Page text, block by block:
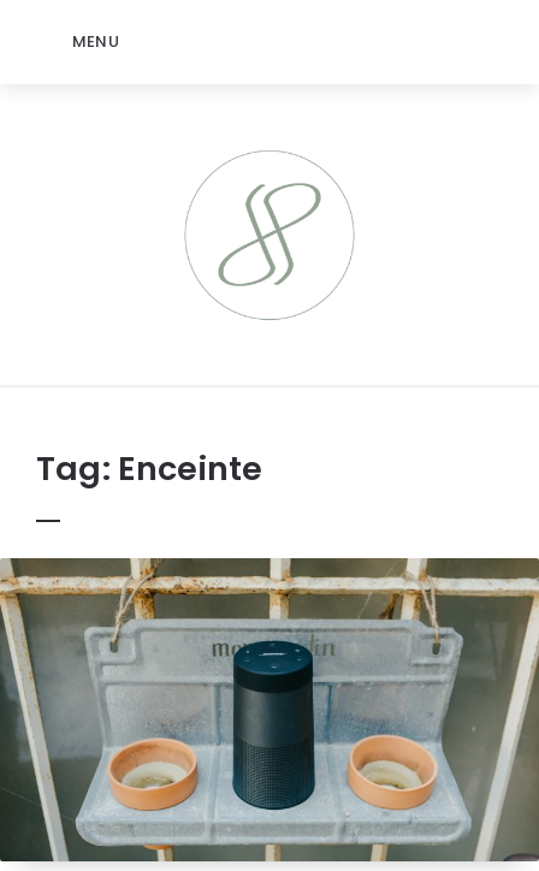
MENU
Tag: Enceinte